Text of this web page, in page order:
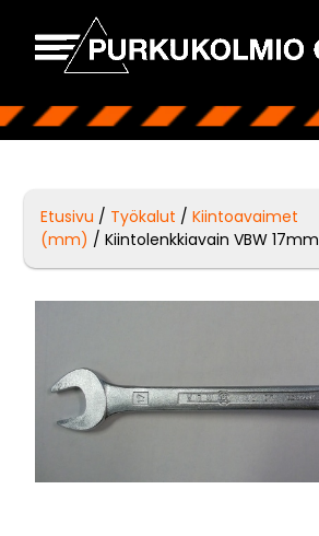
Etusivu / Työkalut /Kiintoavaimet
(mm) / Kiintolenkkiavain VBW 17mm